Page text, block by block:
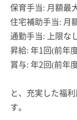
保育手当: 月額最
住宅補助手当: 月
通勤手当: 上限な
昇給: 年1回(前年
賞与: 年2回(前年
と、充実した福
す。